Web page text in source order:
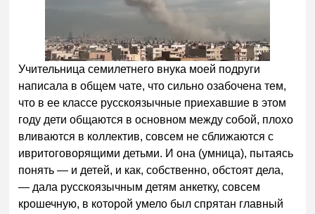
Учительница семилетнего внука моей подруги
написала в общем чате, что сильно озабочена тем,
что в ее классе русскоязычные приехавшие в этом
году дети общаются в основном между собой, плохо
вливаются в коллектив, совсем не сближаются с
ивритоговорящими детьми. И она (умница), пытаясь
понять — и детей, и как, собственно, обстоят дела,
— дала русскоязычным детям анкетку, совсем
крошечную, в которой умело был спрятан главный